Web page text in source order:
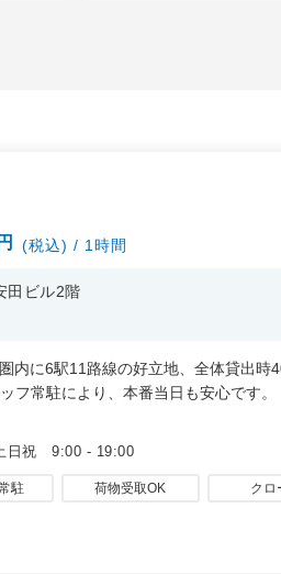
円 (税込) / 1時間
田ビル2階
内に6駅11路線の好立地、全体貸出時
フ常駐により、本番当日も安心です。
（150～200型）、高速通信回線も導入
際会議、MICE
日祝 9:00 - 19:00
駐 荷物受取OK クロ